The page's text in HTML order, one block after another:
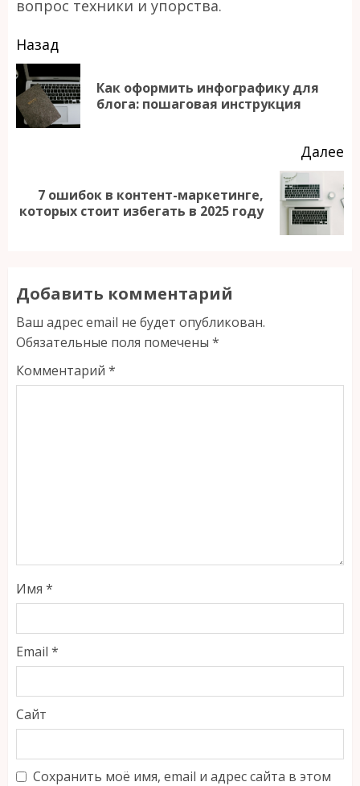
вопрос техники и упорства.
Продолжить
чтение
Назад
Как оформить инфографику для
блога: пошаговая инструкция
Далее
Следующая
запись:
7 ошибок в контент-маркетинге,
которых стоит избегать в 2025 году
Добавить комментарий
Ваш адрес email не будет опубликован.
Обязательные поля помечены *
Комментарий *
Имя *
Email *
Сайт
Сохранить моё имя, email и адрес сайта в этом